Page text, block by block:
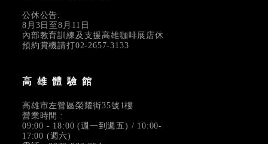
公休公告:
8月3日至8月11日
內部教育訓練及支援高雄咖啡展店休
預約賞機請打02-2657-3133
高雄體驗館
高雄市左營區榮耀街35號1樓
營業時間 :
09:00 - 18:00 (週一到週五) / 10:00-
17:00 (週六)